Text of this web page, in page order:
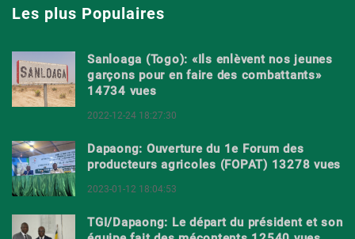
Les plus Populaires
Sanloaga (Togo): «Ils enlèvent nos jeunes
garçons pour en faire des combattants»
14734 vues
2022-12-24 18:27:30
Dapaong: Ouverture du 1e Forum des
producteurs agricoles (FOPAT) 13278 vues
2023-01-12 18:04:53
TGI/Dapaong: Le départ du président et son